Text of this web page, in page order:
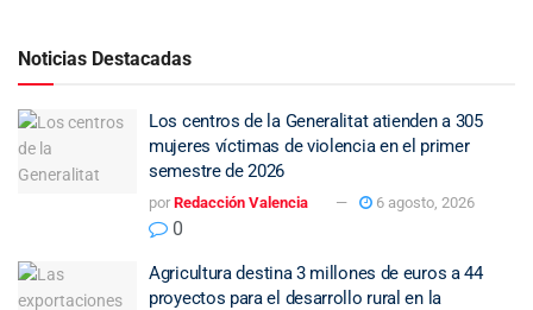
Noticias Destacadas
Los centros de la Generalitat atienden a 305
mujeres víctimas de violencia en el primer
semestre de 2026
por Redacción Valencia 6 agosto, 2026
0
Agricultura destina 3 millones de euros a 44
proyectos para el desarrollo rural en la